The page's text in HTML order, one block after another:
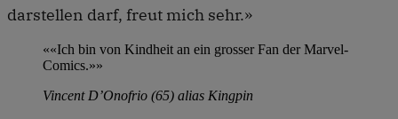
darstellen darf, freut mich sehr.»
««Ich bin von Kindheit an ein grosser Fan der Marvel-
Comics.»»
Vincent D’Onofrio (65) alias Kingpin